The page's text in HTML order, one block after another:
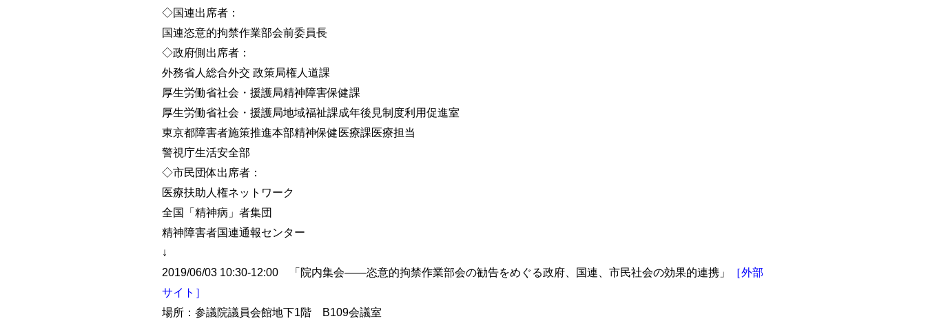
◇国連出席者：
国連恣意的拘禁作業部会前委員長
◇政府側出席者：
外務省人総合外交 政策局権人道課
厚生労働省社会・援護局精神障害保健課
厚生労働省社会・援護局地域福祉課成年後見制度利用促進室
東京都障害者施策推進本部精神保健医療課医療担当
警視庁生活安全部
◇市民団体出席者：
医療扶助人権ネットワーク
全国「精神病」者集団
精神障害者国連通報センター
↓
2019/06/03 10:30-12:00 「院内集会――恣意的拘禁作業部会の勧告をめぐる政府、国連、市民社会の効果的連携」
［外部
サイト］
場所：参議院議員会館地下1階 B109会議室